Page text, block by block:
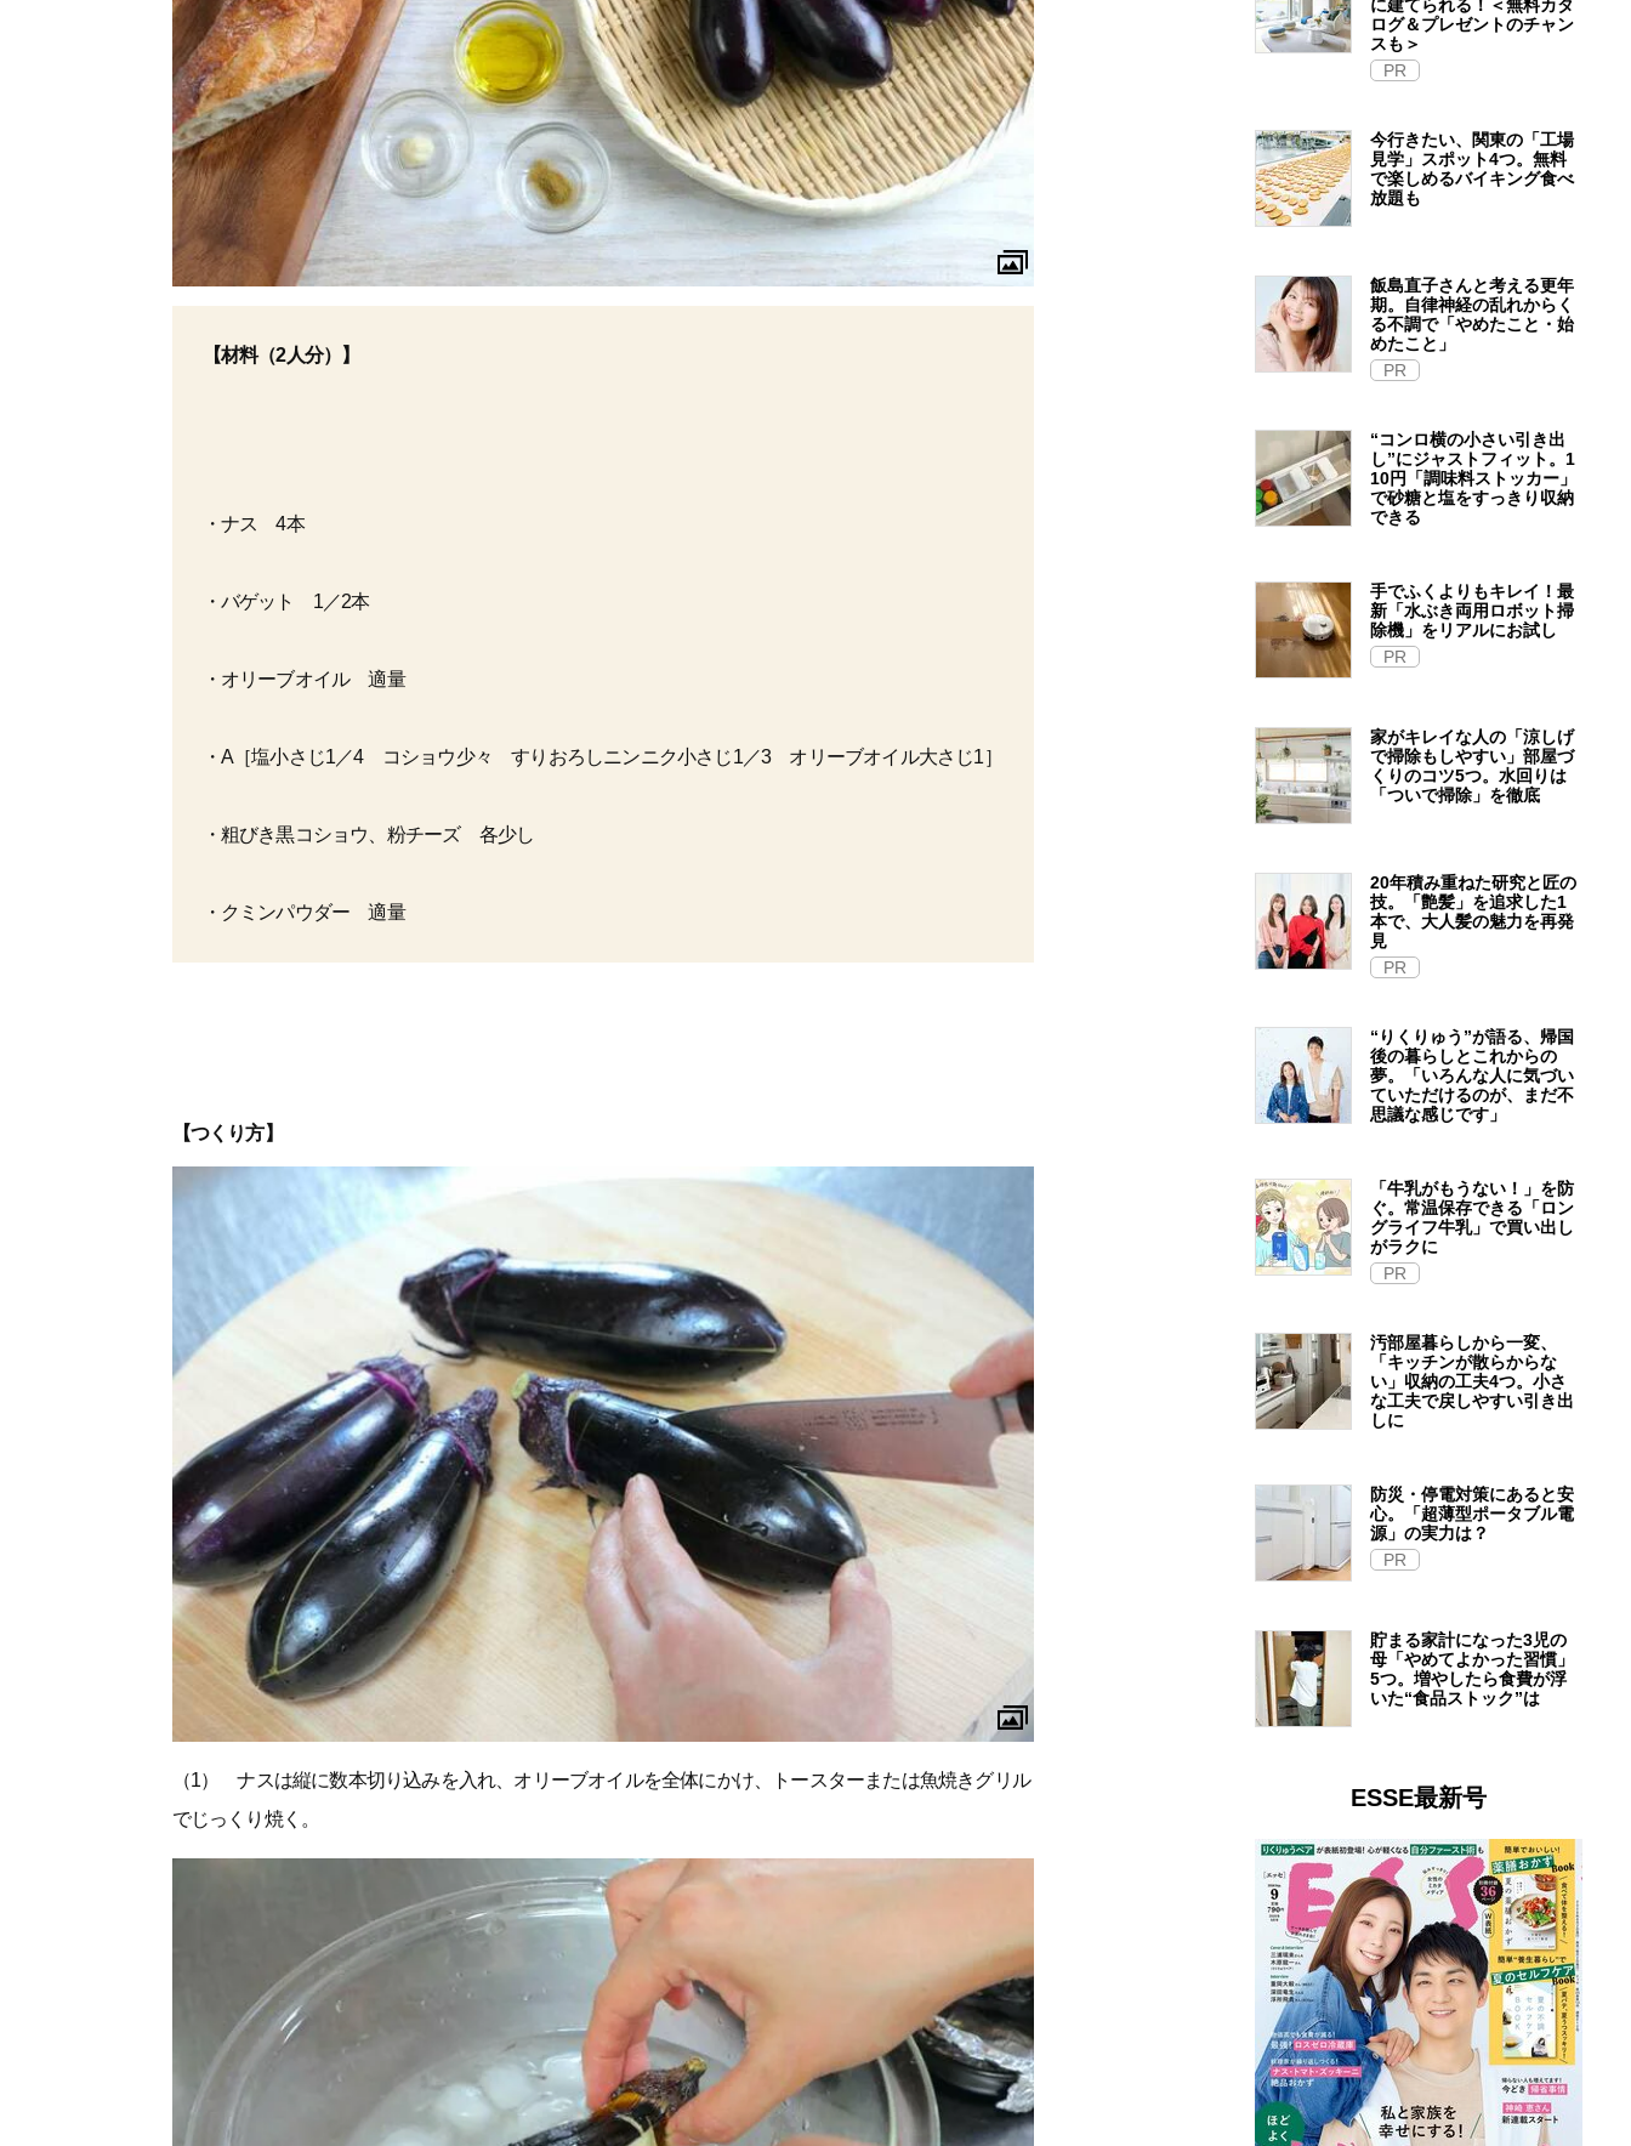
【材料（2人分） 】
・ナス 4本
・バゲット 1／2本
・オリーブオイル 適量
・A［塩小さじ1／4 コショウ少々 すりおろしニンニク小さじ1／3 オリーブオイル大さじ1］
・粗びき黒コショウ、粉チーズ 各少し
・クミンパウダー 適量
【つくり方】
（1） ナスは縦に数本切り込みを入れ、オリーブオイルを全体にかけ、トースターまたは魚焼きグリル
でじっくり焼く。
に建てられる！＜無料カタ
ログ＆プレゼントのチャン
スも＞
PR
今行きたい、関東の「工場
見学」スポット4つ。無料
で楽しめるバイキング食べ
放題も
飯島直子さんと考える更年
期。自律神経の乱れからく
る不調で「やめたこと・始
めたこと」
PR
“コンロ横の小さい引き出
し”にジャストフィット。1
10円「調味料ストッカー」
で砂糖と塩をすっきり収納
できる
手でふくよりもキレイ！最
新「水ぶき両用ロボット掃
除機」をリアルにお試し
PR
家がキレイな人の「涼しげ
で掃除もしやすい」部屋づ
くりのコツ5つ。水回りは
「ついで掃除」を徹底
20年積み重ねた研究と匠の
技。「艶髪」を追求した1
本で、大人髪の魅力を再発
見
PR
“りくりゅう”が語る、帰国
後の暮らしとこれからの
夢。「いろんな人に気づい
ていただけるのが、まだ不
思議な感じです」
「牛乳がもうない！」を防
ぐ。常温保存できる「ロン
グライフ牛乳」で買い出し
がラクに
PR
汚部屋暮らしから一変、
「キッチンが散らからな
い」収納の工夫4つ。小さ
な工夫で戻しやすい引き出
しに
防災・停電対策にあると安
心。「超薄型ポータブル電
源」の実力は？​
PR
貯まる家計になった3児の
母「やめてよかった習慣」
5つ。増やしたら食費が浮
いた“食品ストック”は
ESSE最新号